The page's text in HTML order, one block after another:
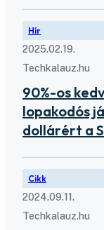
Hír
2025.02.19.
Techkalauz.hu
90%-os
lopakodós
dollárért a
Cikk
2024.09.11.
Techkalauz.hu